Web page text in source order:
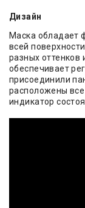
Дизайн
Маска обладает
всей
разных
обеспечивает
присоединили
расположены
индикатор